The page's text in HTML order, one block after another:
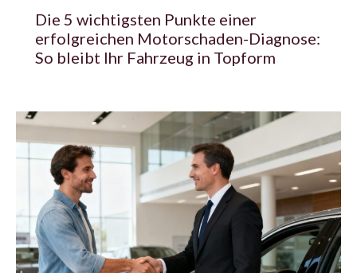
Die 5 wichtigsten Punkte einer
erfolgreichen Motorschaden-Diagnose:
So bleibt Ihr Fahrzeug in Topform